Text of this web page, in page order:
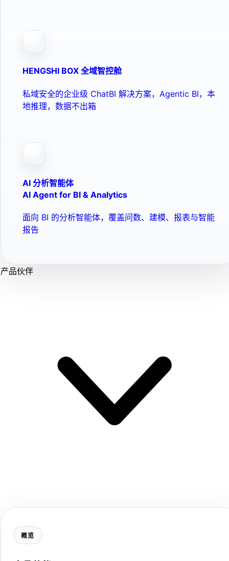
HENGSHI BOX 全域智控舱
私域安全的企业级 ChatBI 解决方案，Agentic BI，本
地推理，数据不出箱
AI 分析智能体
AI Agent for BI & Analytics
面向 BI 的分析智能体，覆盖问数、建模、报表与智能
报告
产品伙伴
概览